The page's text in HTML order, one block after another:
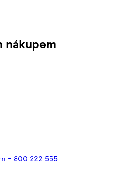
nákupem
- 800 222 555